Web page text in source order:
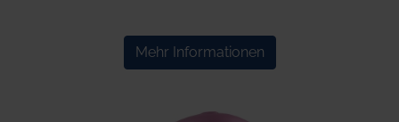
Mehr Informationen